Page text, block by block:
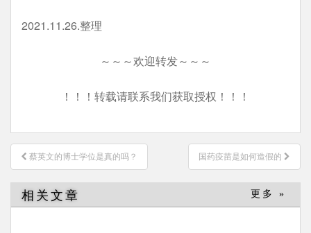
2021.11.26.整理
～～～欢迎转发～～～
！！！转载请联系我们获取授权！！！
文
章
导
航
蔡英文的博士学位是真的吗？ 国药疫苗是如何造假的
相关文章 更多 »